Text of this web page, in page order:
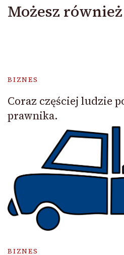
Możesz
BIZNES
Coraz częściej ludzie
prawnika.
BIZNES